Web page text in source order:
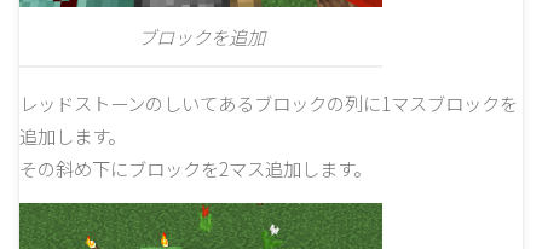
ブロックを追加
レッドストーンのしいてあるブロックの列に1マスブロックを
追加します。
その斜め下にブロックを2マス追加します。